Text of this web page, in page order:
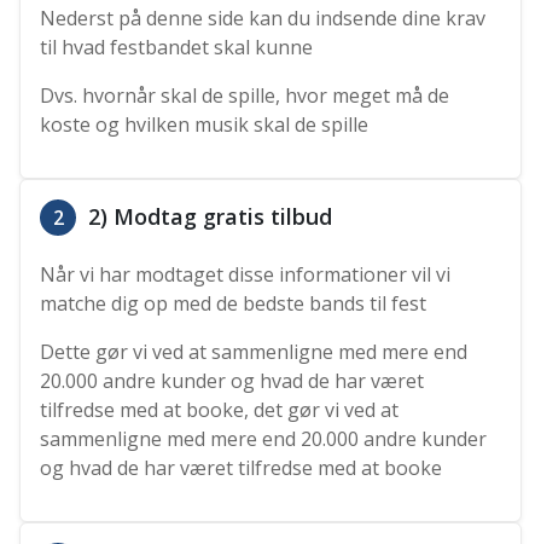
Nederst på denne side kan du indsende dine krav
til hvad festbandet skal kunne
Dvs. hvornår skal de spille, hvor meget må de
koste og hvilken musik skal de spille
2 2) Modtag gratis tilbud
Når vi har modtaget disse informationer vil vi
matche dig op med de bedste bands til fest
Dette gør vi ved at sammenligne med mere end
20.000 andre kunder og hvad de har været
tilfredse med at booke, det gør vi ved at
sammenligne med mere end 20.000 andre kunder
og hvad de har været tilfredse med at booke